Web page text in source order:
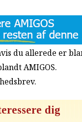
du allerede er
AMIGOS.
.
dig